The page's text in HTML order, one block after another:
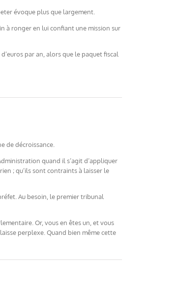
évoque plus que largement.
à ronger en lui confiant une mission sur
par an, alors que le paquet fiscal
de décroissance.
quand il s’agit d’appliquer
; qu’ils sont contraints à laisser le
Au besoin, le premier tribunal
Or, vous en êtes un, et vous
perplexe. Quand bien même cette